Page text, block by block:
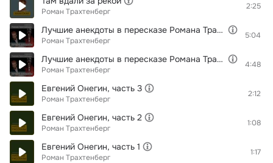
Роман Трахтенберг
2:25
Лучшие анекдоты в пересказе Романа Трахтенберга, часть 1
Роман Трахтенберг
5:04
Лучшие анекдоты в пересказе Романа Трахтенберга, часть 14
Роман Трахтенберг
4:48
Евгений Онегин, часть 3
Роман Трахтенберг
2:12
Евгений Онегин, часть 2
Роман Трахтенберг
1:08
Евгений Онегин, часть 1
Роман Трахтенберг
1:17